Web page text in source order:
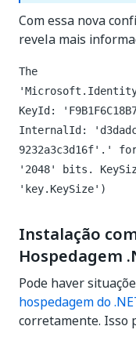
Com essa nova
revela mais
The
KeyId:
InternalId:
9232a3c3d16f'.'
'2048' bits.
'key.KeySize')
Instalação
Hospedagem
Pode haver
hospedagem do
corretamente. Isso